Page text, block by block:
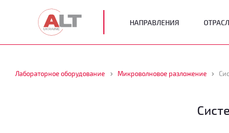
НАПРАВЛЕНИЯ
Лабораторное оборудование Микроволновое разложение